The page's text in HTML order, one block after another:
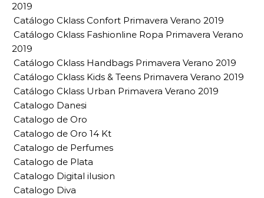
2019
Catálogo Cklass Confort Primavera Verano 2019
Catálogo Cklass Fashionline Ropa Primavera Verano
2019
Catálogo Cklass Handbags Primavera Verano 2019
Catálogo Cklass Kids & Teens Primavera Verano 2019
Catálogo Cklass Urban Primavera Verano 2019
Catalogo Danesi
Catalogo de Oro
Catalogo de Oro 14 Kt
Catalogo de Perfumes
Catalogo de Plata
Catalogo Digital ilusion
Catalogo Diva